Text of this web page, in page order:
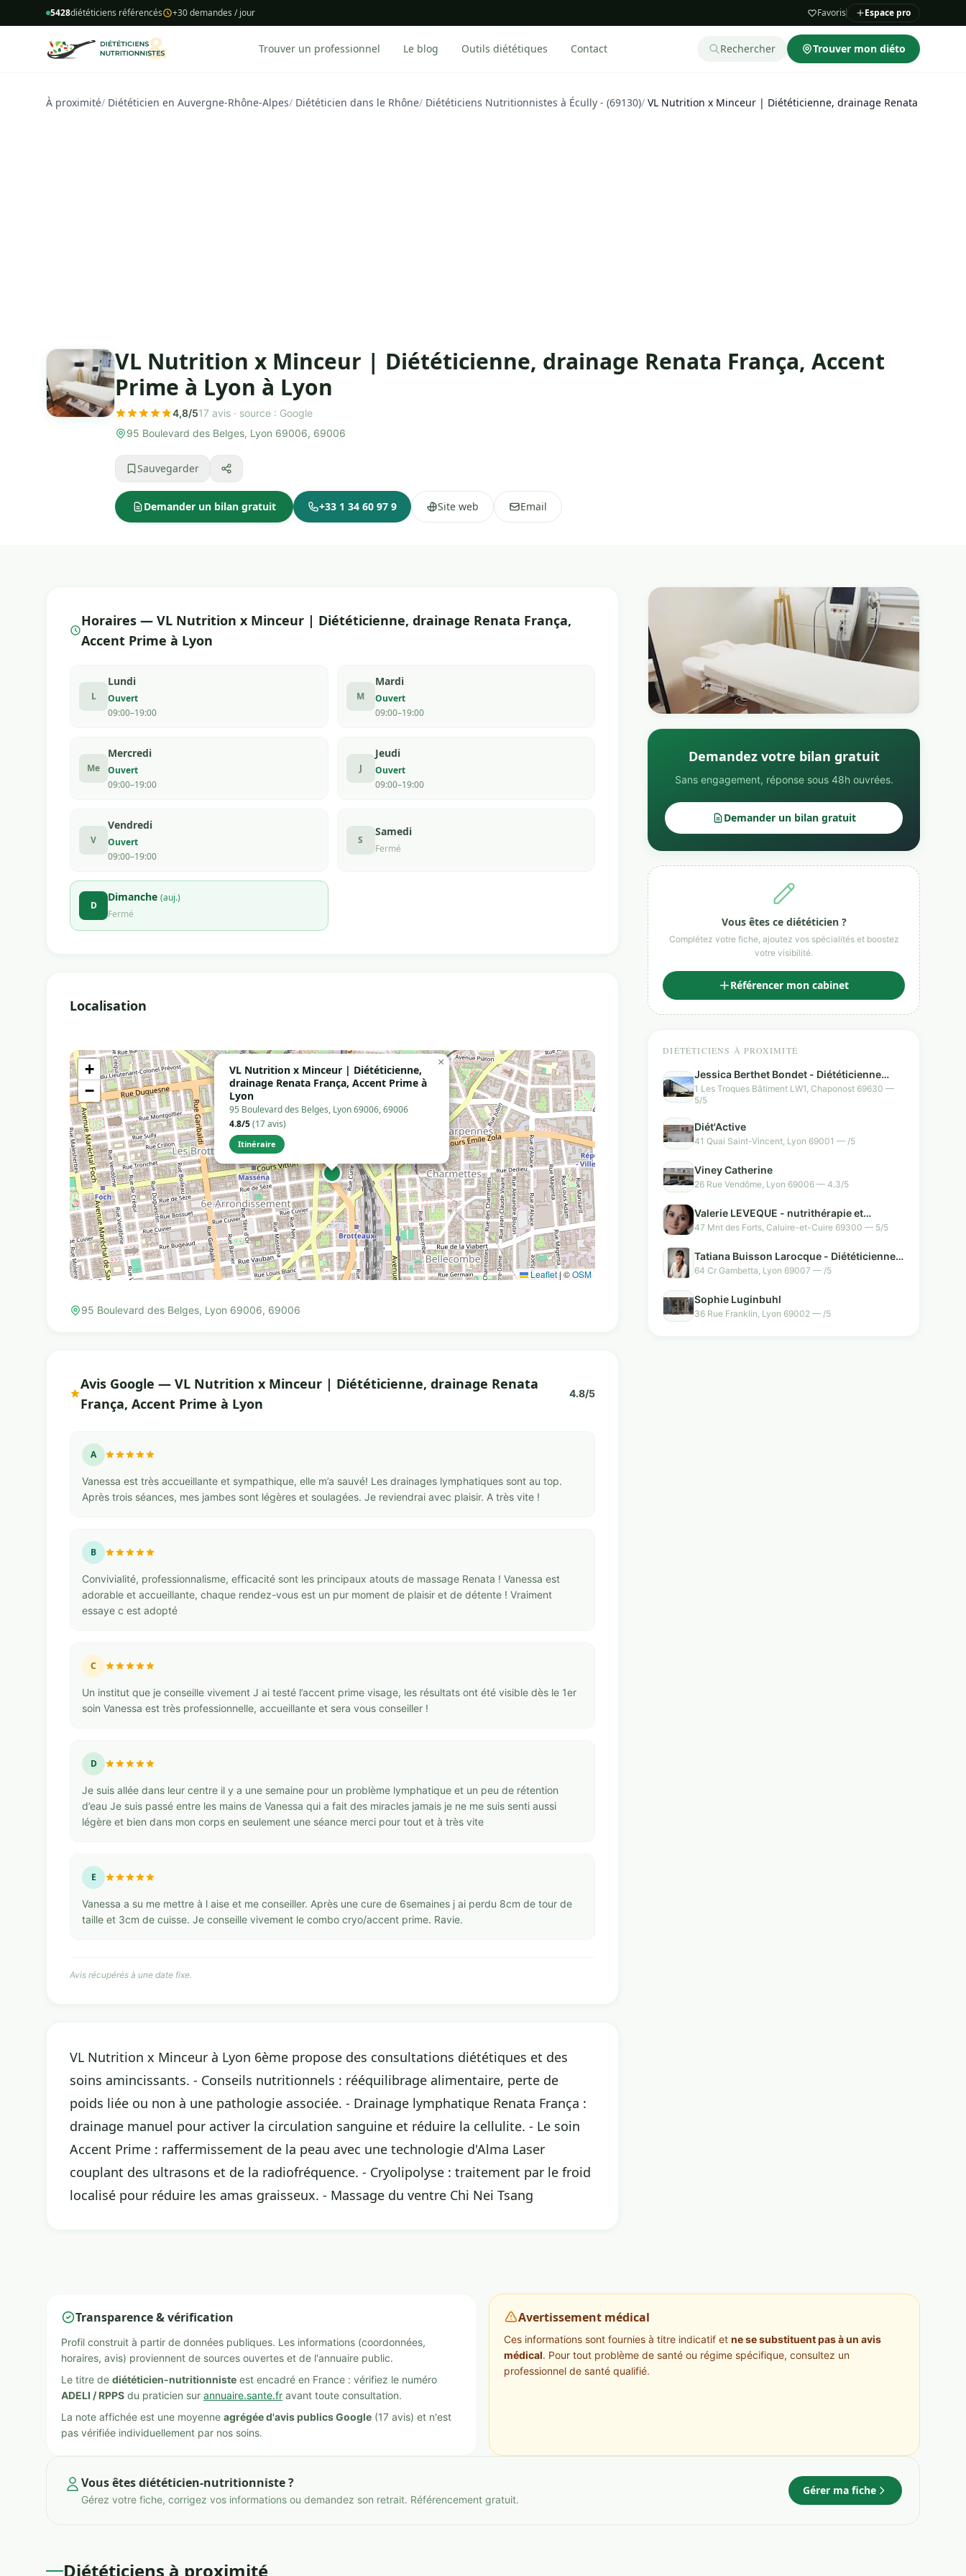
5428diététiciens référencés +30 demandes / jour Favoris Espace pro
Trouver un professionnel Le blog Outils diététiques Contact Rechercher Trouver mon diéto
À proximité/ Diététicien en Auvergne-Rhône-Alpes/ Diététicien dans le Rhône/ Diététiciens Nutritionnistes à Écully - (69130)/ VL Nutrition x Minceur | Diététicienne, drainage Renata França,
VL Nutrition x Minceur | Diététicienne, drainage Renata França, Accent
Prime à Lyon à Lyon
4,8/517 avis · source : Google
95 Boulevard des Belges, Lyon 69006, 69006
Sauvegarder
Demander un bilan gratuit +33 1 34 60 97 9 Site web Email
Horaires — VL Nutrition x Minceur | Diététicienne, drainage Renata França,
Accent Prime à Lyon
L
Lundi
Ouvert
09:00–19:00
M
Mardi
Ouvert
09:00–19:00
Me
Mercredi
Ouvert
09:00–19:00
J
Jeudi
Ouvert
09:00–19:00
V
Vendredi
Ouvert
09:00–19:00
S
Samedi
Fermé
D
Dimanche (auj.)
Fermé
Localisation
VL Nutrition x Minceur | Diététicienne,
drainage Renata França, Accent Prime à
Lyon
95 Boulevard des Belges, Lyon 69006, 69006
4.8/5(17 avis)
Itinéraire
×
+
−
Leaflet|©OSM
95 Boulevard des Belges, Lyon 69006, 69006
Avis Google — VL Nutrition x Minceur | Diététicienne, drainage Renata
França, Accent Prime à Lyon
4.8/5
A
Vanessa est très accueillante et sympathique, elle m’a sauvé! Les drainages lymphatiques sont au top.
Après trois séances, mes jambes sont légères et soulagées. Je reviendrai avec plaisir. A très vite !
B
Convivialité, professionnalisme, efficacité sont les principaux atouts de massage Renata ! Vanessa est
adorable et accueillante, chaque rendez-vous est un pur moment de plaisir et de détente ! Vraiment
essaye c est adopté
C
Un institut que je conseille vivement J ai testé l’accent prime visage, les résultats ont été visible dès le 1er
soin Vanessa est très professionnelle, accueillante et sera vous conseiller !
D
Je suis allée dans leur centre il y a une semaine pour un problème lymphatique et un peu de rétention
d’eau Je suis passé entre les mains de Vanessa qui a fait des miracles jamais je ne me suis senti aussi
légère et bien dans mon corps en seulement une séance merci pour tout et à très vite
E
Vanessa a su me mettre à l aise et me conseiller. Après une cure de 6semaines j ai perdu 8cm de tour de
taille et 3cm de cuisse. Je conseille vivement le combo cryo/accent prime. Ravie.
Avis récupérés à une date fixe.
VL Nutrition x Minceur à Lyon 6ème propose des consultations diététiques et des
soins amincissants. - Conseils nutritionnels : rééquilibrage alimentaire, perte de
poids liée ou non à une pathologie associée. - Drainage lymphatique Renata França :
drainage manuel pour activer la circulation sanguine et réduire la cellulite. - Le soin
Accent Prime : raffermissement de la peau avec une technologie d'Alma Laser
couplant des ultrasons et de la radiofréquence. - Cryolipolyse : traitement par le froid
localisé pour réduire les amas graisseux. - Massage du ventre Chi Nei Tsang
Demandez votre bilan gratuit
Sans engagement, réponse sous 48h ouvrées.
Demander un bilan gratuit
Vous êtes ce diététicien ?
Complétez votre fiche, ajoutez vos spécialités et boostez
votre visibilité.
Référencer mon cabinet
DIÉTÉTICIENS À PROXIMITÉ
Jessica Berthet Bondet - Diététicienne
Nutritionniste Chaponost
1 Les Troques Bâtiment LW1, Chaponost 69630 —
5/5
Diét'Active
41 Quai Saint-Vincent, Lyon 69001 — /5
Viney Catherine
26 Rue Vendôme, Lyon 69006 — 4.3/5
Valerie LEVEQUE - nutrithérapie et
coaching alimentaire
47 Mnt des Forts, Caluire-et-Cuire 69300 — 5/5
Tatiana Buisson Larocque - Diététicienne
Nutritionniste - Saxe Gambetta
64 Cr Gambetta, Lyon 69007 — /5
Sophie Luginbuhl
36 Rue Franklin, Lyon 69002 — /5
Transparence & vérification
Profil construit à partir de données publiques. Les informations (coordonnées,
horaires, avis) proviennent de sources ouvertes et de l'annuaire public.
Le titre de diététicien-nutritionniste est encadré en France : vérifiez le numéro
ADELI / RPPS du praticien sur annuaire.sante.fr avant toute consultation.
La note affichée est une moyenne agrégée d'avis publics Google (17 avis) et n'est
pas vérifiée individuellement par nos soins.
Avertissement médical
Ces informations sont fournies à titre indicatif et ne se substituent pas à un avis
médical. Pour tout problème de santé ou régime spécifique, consultez un
professionnel de santé qualifié.
Vous êtes diététicien-nutritionniste ?
Gérez votre fiche, corrigez vos informations ou demandez son retrait. Référencement gratuit.
Gérer ma fiche
Diététiciens à proximité